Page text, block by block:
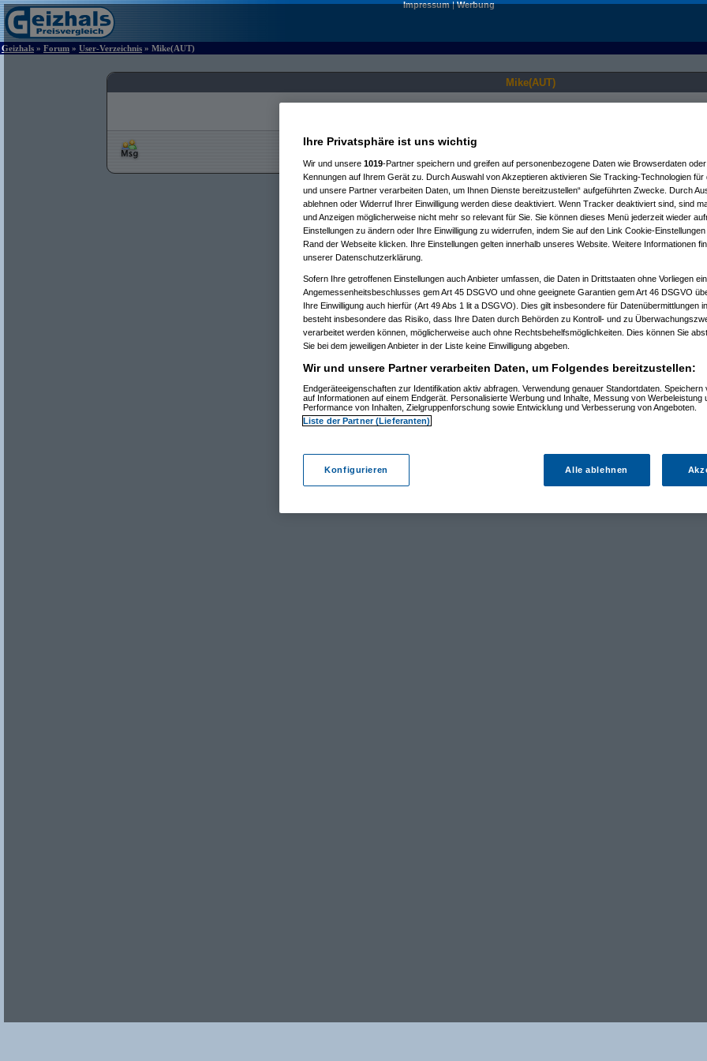
Impressum|Werbung
Geizhals » Forum » User-Verzeichnis » Mike(AUT)
Mike(AUT)
Ihre Privatsphäre ist uns wichtig
Wir und unsere 1019-Partner speichern und greifen auf personenbezogene Daten wie Browserdaten
Kennungen auf Ihrem Gerät zu. Durch Auswahl von Akzeptieren aktivieren Sie Tracking-Technologien für
und unsere Partner verarbeiten Daten, um Ihnen Dienste bereitzustellen“ aufgeführten Zwecke. Durch
ablehnen oder Widerruf Ihrer Einwilligung werden diese deaktiviert. Wenn Tracker deaktiviert sind, sind
und Anzeigen möglicherweise nicht mehr so relevant für Sie. Sie können dieses Menü jederzeit wieder
Einstellungen zu ändern oder Ihre Einwilligung zu widerrufen, indem Sie auf den Link Cookie-
Rand der Webseite klicken. Ihre Einstellungen gelten innerhalb unseres Website. Weitere Informationen
unserer Datenschutzerklärung.
Sofern Ihre getroffenen Einstellungen auch Anbieter umfassen, die Daten in Drittstaaten ohne Vorliegen
Angemessenheitsbeschlusses gem Art 45 DSGVO und ohne geeignete Garantien gem Art 46 DSGVO
Ihre Einwilligung auch hierfür (Art 49 Abs 1 lit a DSGVO). Dies gilt insbesondere für Datenübermittlungen
besteht insbesondere das Risiko, dass Ihre Daten durch Behörden zu Kontroll- und zu
verarbeitet werden können, möglicherweise auch ohne Rechtsbehelfsmöglichkeiten. Dies können Sie
Sie bei dem jeweiligen Anbieter in der Liste keine Einwilligung abgeben.
Wir und unsere Partner verarbeiten Daten, um Folgendes bereitzustellen:
Endgeräteeigenschaften zur Identifikation aktiv abfragen. Verwendung genauer Standortdaten. Speichern
auf Informationen auf einem Endgerät. Personalisierte Werbung und Inhalte, Messung von Werbeleistung
Performance von Inhalten, Zielgruppenforschung sowie Entwicklung und Verbesserung von Angeboten.
Liste der Partner (Lieferanten)
Konfigurieren Alle ablehnen